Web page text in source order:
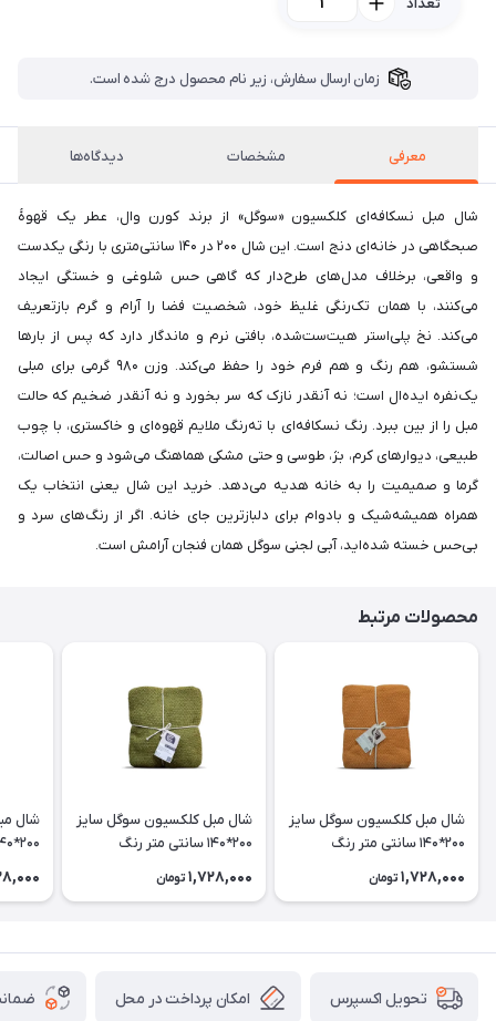
زمان ارسال سفارش، زیر نام محصول درج شده است.
معرفی مشخصات دیدگاه‌ها
شال مبل نسکافه‌ای کلکسیون «سوگل» از برند کورن وال، عطر یک قهوهٔ
صبحگاهی در خانه‌ای دنج است. این شال ۲۰۰ در ۱۴۰ سانتی‌متری با رنگی یکدست
و واقعی، برخلاف مدل‌های طرح‌دار که گاهی حس شلوغی و خستگی ایجاد
می‌کنند، با همان تک‌رنگی غلیظ خود، شخصیت فضا را آرام و گرم بازتعریف
می‌کند. نخ پلی‌استر هیت‌ست‌شده، بافتی نرم و ماندگار دارد که پس از بارها
شستشو، هم رنگ و هم فرم خود را حفظ می‌کند. وزن ۹۸۰ گرمی برای مبلی
یک‌نفره ایده‌ال است؛ نه آنقدر نازک که سر بخورد و نه آنقدر ضخیم که حالت
مبل را از بین ببرد. رنگ نسکافه‌ای با ته‌رنگ ملایم قهوه‌ای و خاکستری، با چوب
طبیعی، دیوارهای کرم، بژ، طوسی و حتی مشکی هماهنگ می‌شود و حس اصالت،
گرما و صمیمیت را به خانه هدیه می‌دهد. خرید این شال یعنی انتخاب یک
همراه همیشه‌شیک و بادوام برای دلبازترین جای خانه. اگر از رنگ‌های سرد و
بی‌حس خسته شده‌اید، آبی لجنی سوگل همان فنجان آرامش است.
محصولات مرتبط
شال مبل کلکسیون سوگل سایز
200*140 سانتی متر رنگ
دارچینی (آجری)
1,728,000 تومان
شال مبل کلکسیون سوگل سایز
200*140 سانتی متر رنگ
زیتونی روشن
1,728,000 تومان
شال
تحویل اکسپرس امکان پرداخت در محل